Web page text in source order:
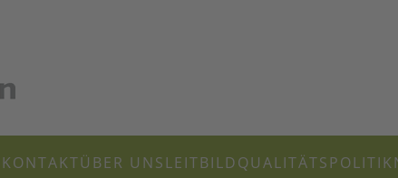
KONTAKTÜBER UNSLEITBILDQUALITÄTSPOLITIK